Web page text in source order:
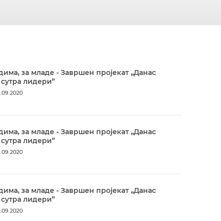
за младе - Завршен пројекат „Данас
лидери”
за младе - Завршен пројекат „Данас
лидери”
за младе - Завршен пројекат „Данас
лидери”